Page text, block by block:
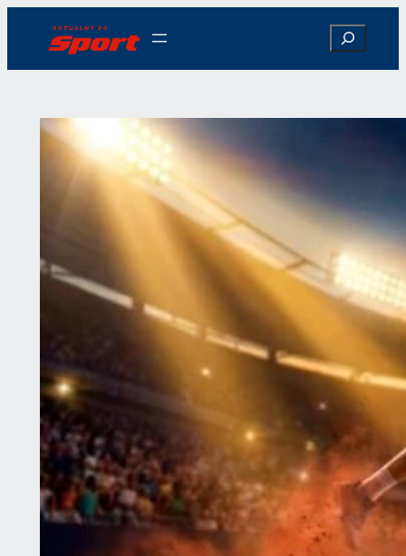
treści
Search